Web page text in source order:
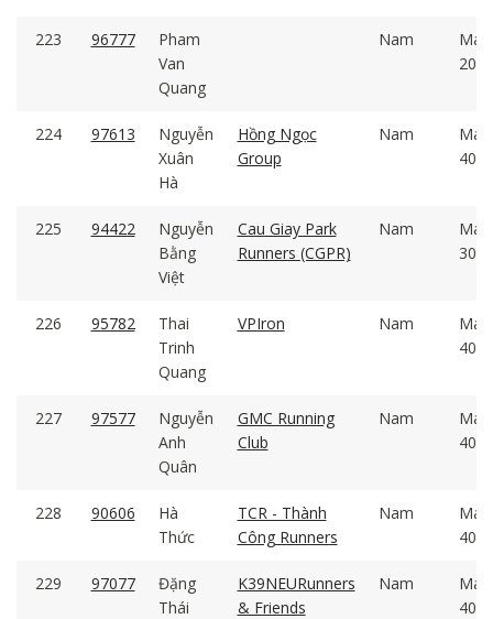
223 96777
Pham
Van
Quang
Nam
Male
20 -
224 97613
Nguyễn
Xuân
Hà
Hồng Ngọc
Group
Nam
Male
40 -
225 94422
Nguyễn
Bằng
Việt
Cau Giay Park
Runners (CGPR)
Nam
Male
30 -
226 95782
Thai
Trinh
Quang
VPIron Nam
Male
40 -
227 97577
Nguyễn
Anh
Quân
GMC Running
Club
Nam
Male
40 -
228 90606
Hà
Thức
TCR - Thành
Công Runners
Nam
Male
40 -
229 97077
Đặng
Thái
K39NEURunners
& Friends
Nam
Male
40 -